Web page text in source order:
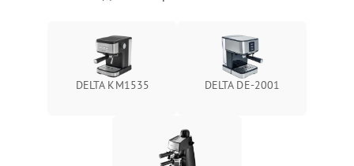
DELTA KM1535 DELTA DE-2001